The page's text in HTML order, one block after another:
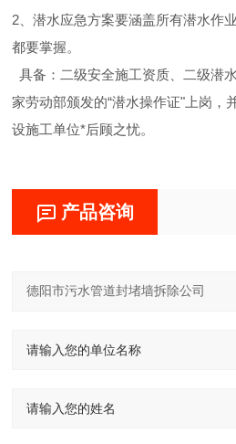
2、潜水应急方案要涵盖所有潜水作
都要掌握。
具备：二级安全施工资质、二级潜
家劳动部颁发的“潜水操作证"上岗，
设施工单位*后顾之忧。
产品咨询